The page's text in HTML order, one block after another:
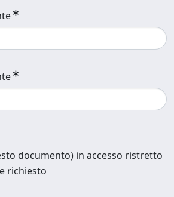
documento) in accesso ristretto
richiesto